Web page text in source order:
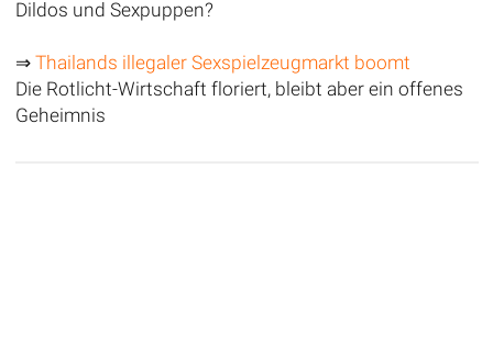
Dildos und Sexpuppen?
⇒ Thailands illegaler Sexspielzeugmarkt boomt
Die Rotlicht-Wirtschaft floriert, bleibt aber ein offenes
Geheimnis